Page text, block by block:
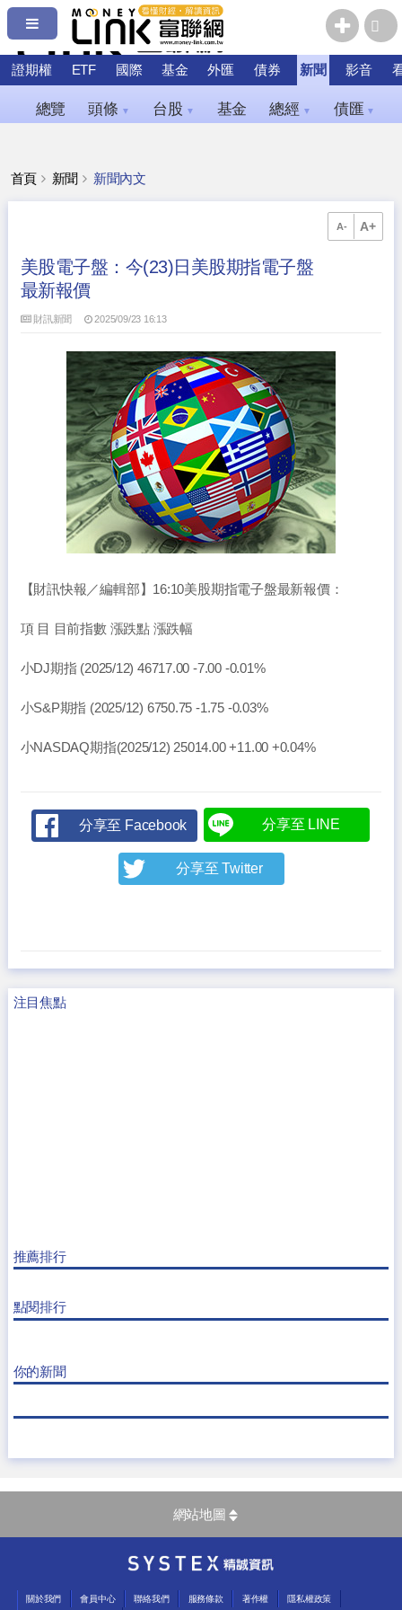
證期權 ETF 國際 基金 外匯 債券 新聞 影音
總覽 頭條 ▼ 台股 ▼ 基金 總經 ▼ 債匯 ▼
首頁 新聞 新聞內文
A- A+
美股電子盤：今(23)日美股期指電子盤
最新報價
財訊新聞 2025/09/23 16:13
【財訊快報／編輯部】16:10美股期指電子盤最新報價：
項 目 目前指數 漲跌點 漲跌幅
小DJ期指 (2025/12) 46717.00 -7.00 -0.01%
小S&P期指 (2025/12) 6750.75 -1.75 -0.03%
小NASDAQ期指(2025/12) 25014.00 +11.00 +0.04%
分享至 Facebook 分享至 LINE
分享至 Twitter
注目焦點
推薦排行
點閱排行
你的新聞
網站地圖
關於我們 會員中心 聯絡我們 服務條款 著作權 隱私權政策